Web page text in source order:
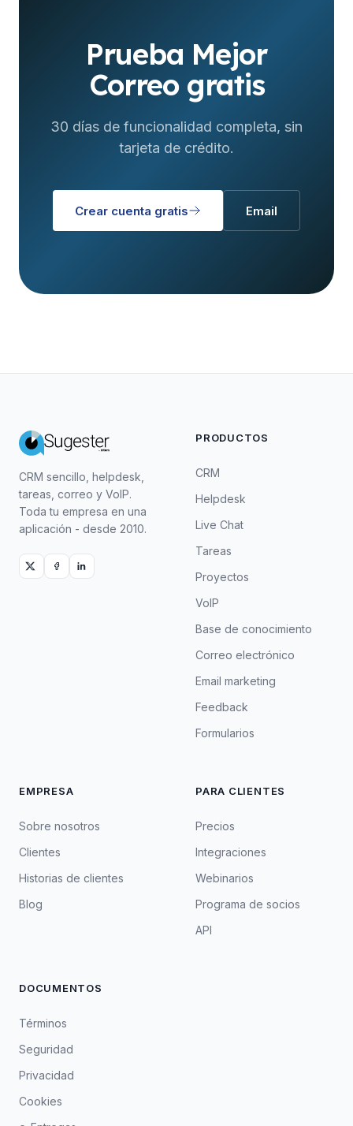
Prueba Mejor
Correo gratis
30 días de funcionalidad completa, sin
tarjeta de crédito.
Crear cuenta gratis Email
CRM sencillo, helpdesk,
tareas, correo y VoIP.
Toda tu empresa en una
aplicación - desde 2010.
PRODUCTOS
CRM
Helpdesk
Live Chat
Tareas
Proyectos
VoIP
Base de conocimiento
Correo electrónico
Email marketing
Feedback
Formularios
EMPRESA
Sobre nosotros
Clientes
Historias de clientes
Blog
PARA CLIENTES
Precios
Integraciones
Webinarios
Programa de socios
API
DOCUMENTOS
Términos
Seguridad
Privacidad
Cookies